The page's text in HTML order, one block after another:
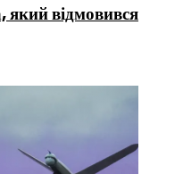
який відмовився